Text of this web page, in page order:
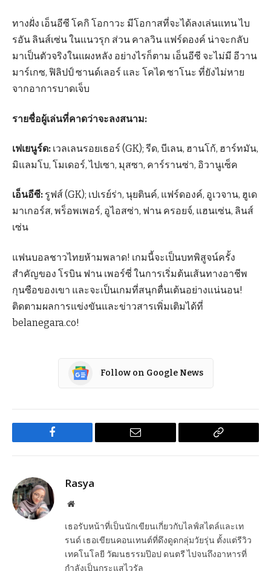
ทางฝั่ง เอ็นอีซี โคกิ โอกาวะ มีโอกาสที่จะได้ลงเล่นแทน ไบ
รอัน ลินส์เซ่น ในแนวรุก ส่วน คาลวิน แฟร์ดองค์ น่าจะกลับ
มาเป็นตัวจริงในแผงหลัง อย่างไรก็ตาม เอ็นอีซี จะไม่มี อีวาน
มาร์เกซ, ฟิลิปป์ ซานด์เลอร์ และ โคได ซาโนะ ที่ยังไม่หาย
จากอาการบาดเจ็บ
รายชื่อผู้เล่นที่คาดว่าจะลงสนาม:
เฟเยนูร์ด: เวลเลนรอยเธอร์ (GK); รีด, บีเลน, ฮานโก้, ฮาร์ทมัน,
มิแลมโบ, โมเดอร์, ไปเซา, มุสซา, คาร์รานซ่า, อิวานูเซ็ค
เอ็นอีซี: รูฟส์ (GK); เปเรย์ร่า, นุยตินค์, แฟร์ดองค์, อูเวจาน, ฮูเด
มาเกอร์ส, พร็อพเพอร์, อูไอสซ่า, ฟาน ครอยจ์, แฮนเซ่น, ลินส์
เซ่น
แฟนบอลชาวไทยห้ามพลาด! เกมนี้จะเป็นบทพิสูจน์ครั้ง
สำคัญของ โรบิน ฟาน เพอร์ซี่ ในการเริ่มต้นเส้นทางอาชีพ
กุนซือของเขา และจะเป็นเกมที่สนุกตื่นเต้นอย่างแน่นอน!
ติดตามผลการแข่งขันและข่าวสารเพิ่มเติมได้ที่
belanegara.co!
Follow on Google News
Facebook Email
Copy
Rasya
Website
เธอรับหน้าที่เป็นนักเขียนเกี่ยวกับไลฟ์สไตล์และเท
รนด์ เธอเขียนคอนเทนต์ที่ดึงดูดกลุ่มวัยรุ่น ตั้งแต่รีวิว
เทคโนโลยี วัฒนธรรมป๊อป ดนตรี ไปจนถึงอาหารที่
กำลังเป็นกระแสไวรัล